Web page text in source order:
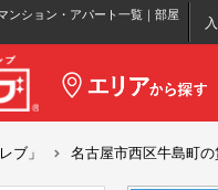
ンション・アパート一覧｜部屋
ブ」 名古屋市西区牛島町